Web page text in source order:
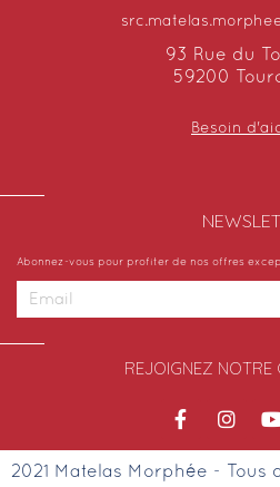
93 Rue du
59200
Besoin
Abonnez-vous pour profiter de nos offres
REJOIGNEZ NOTRE
2021 Matelas Morphée - Tous